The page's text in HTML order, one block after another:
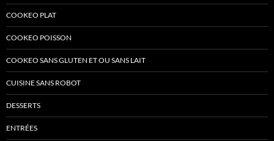
COOKEO PLAT
COOKEO POISSON
COOKEO SANS GLUTEN ET OU SANS LAIT
CUISINE SANS ROBOT
DESSERTS
ENTRÉES